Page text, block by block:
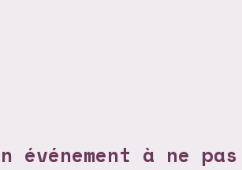
événement à ne pas